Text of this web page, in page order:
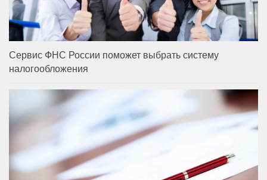
Сервис ФНС России поможет выбрать систему
налогообложения